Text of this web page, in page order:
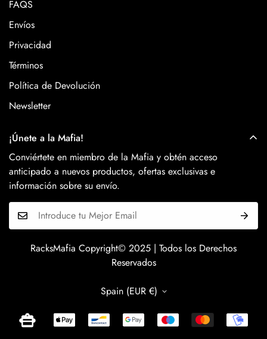
FAQS
Envíos
Privacidad
Términos
Política de Devolución
Newsletter
¡Únete a la Mafia!
Conviértete en miembro de la Mafia y obtén acceso
anticipado a nuevos productos, ofertas exclusivas e
información sobre su envío.
RacksMafia Copyright© 2025 | Todos los Derechos
Reservados
Spain (EUR €)